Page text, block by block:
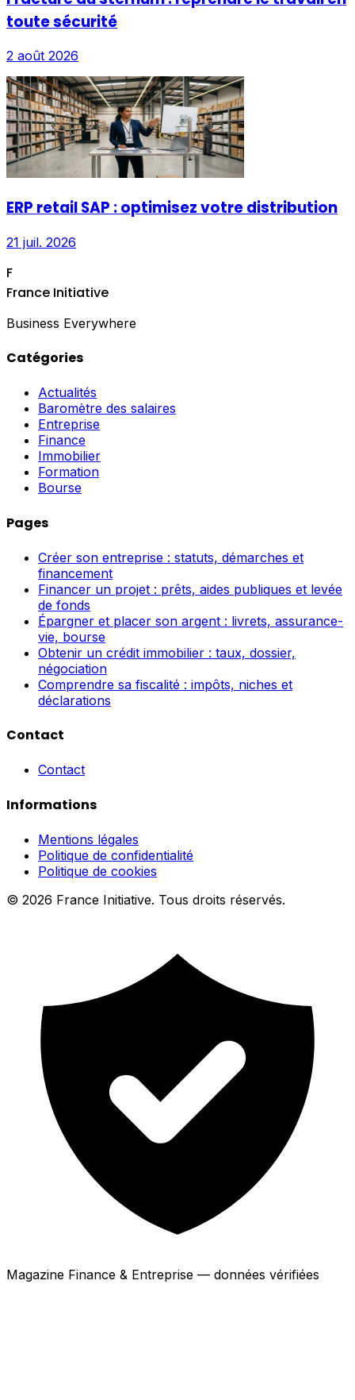
toute sécurité
2 août 2026
ERP retail SAP : optimisez votre distribution
21 juil. 2026
F
France Initiative
Business Everywhere
Catégories
Actualités
Baromètre des salaires
Entreprise
Finance
Immobilier
Formation
Bourse
Pages
Créer son entreprise : statuts, démarches et
financement
Financer un projet : prêts, aides publiques et levée
de fonds
Épargner et placer son argent : livrets, assurance-
vie, bourse
Obtenir un crédit immobilier : taux, dossier,
négociation
Comprendre sa fiscalité : impôts, niches et
déclarations
Contact
Contact
Informations
Mentions légales
Politique de confidentialité
Politique de cookies
© 2026 France Initiative. Tous droits réservés.
Magazine Finance & Entreprise — données vérifiées